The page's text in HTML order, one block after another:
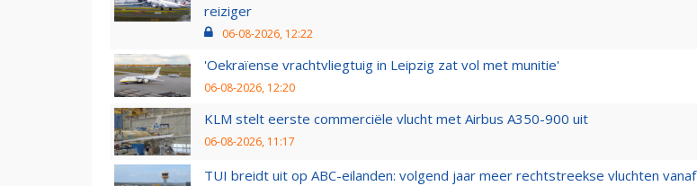
reiziger
06-08-2026, 12:22
'Oekraïense vrachtvliegtuig in Leipzig zat vol met munitie'
06-08-2026, 12:20
KLM stelt eerste commerciële vlucht met Airbus A350-900 uit
06-08-2026, 11:17
TUI breidt uit op ABC-eilanden: volgend jaar meer rechtstreekse vluchten vanaf